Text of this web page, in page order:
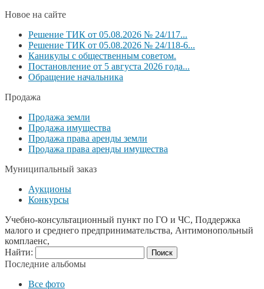
Новое на сайте
Решение ТИК от 05.08.2026 № 24/117...
Решение ТИК от 05.08.2026 № 24/118-6...
Каникулы с общественным советом.
Постановление от 5 августа 2026 года...
Обращение начальника
Продажа
Продажа земли
Продажа имущества
Продажа права аренды земли
Продажа права аренды имущества
Муниципальный заказ
Аукционы
Конкурсы
Учебно-консультационный пункт по ГО и ЧС, Поддержка
малого и среднего предпринимательства, Антимонопольный
комплаенс,
Найти:
Последние альбомы
Все фото